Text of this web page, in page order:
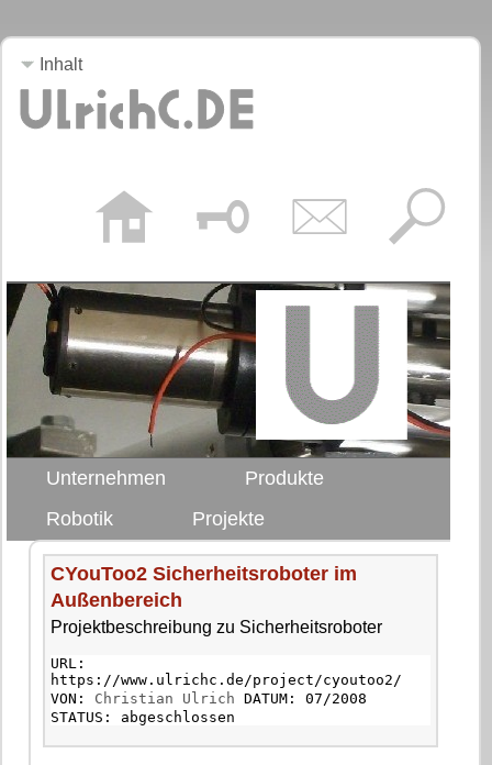
Inhalt
Unternehmen
Produkte
Robotik
Projekte
CYouToo2 Sicherheitsroboter im
Außenbereich
Projektbeschreibung zu Sicherheitsroboter
URL:
https://www.ulrichc.de/project/cyoutoo2/
VON: Christian Ulrich DATUM: 07/2008
STATUS: abgeschlossen